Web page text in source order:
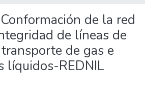
de la red
de líneas de
de gas e
líquidos-REDNIL